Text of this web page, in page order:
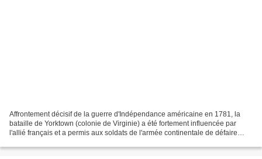
Affrontement décisif de la guerre d'Indépendance américaine en 1781, la
bataille de Yorktown (colonie de Virginie) a été fortement influencée par
l'allié français et a permis aux soldats de l'armée continentale de défaire